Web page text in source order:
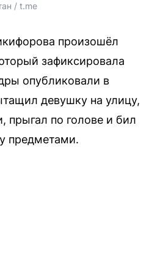
/ t.me
произошёл
зафиксировала
опубликовали в
девушку на улицу,
прыгал по голове и бил
предметами.